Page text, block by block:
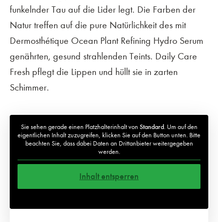
funkelnder Tau auf die Lider legt. Die Farben der
Natur treffen auf die pure Natürlichkeit des mit
Dermosthétique Ocean Plant Refining Hydro Serum
genährten, gesund strahlenden Teints. Daily Care
Fresh pflegt die Lippen und hüllt sie in zarten
Schimmer.
Sie sehen gerade einen Platzhalterinhalt von Standard. Um auf den
eigentlichen Inhalt zuzugreifen, klicken Sie auf den Button unten. Bitte
beachten Sie, dass dabei Daten an Drittanbieter weitergegeben
werden.
Inhalt entsperren